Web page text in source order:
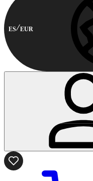
ES EUR